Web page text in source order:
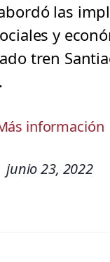
las
y
tren
información
junio 23, 2022